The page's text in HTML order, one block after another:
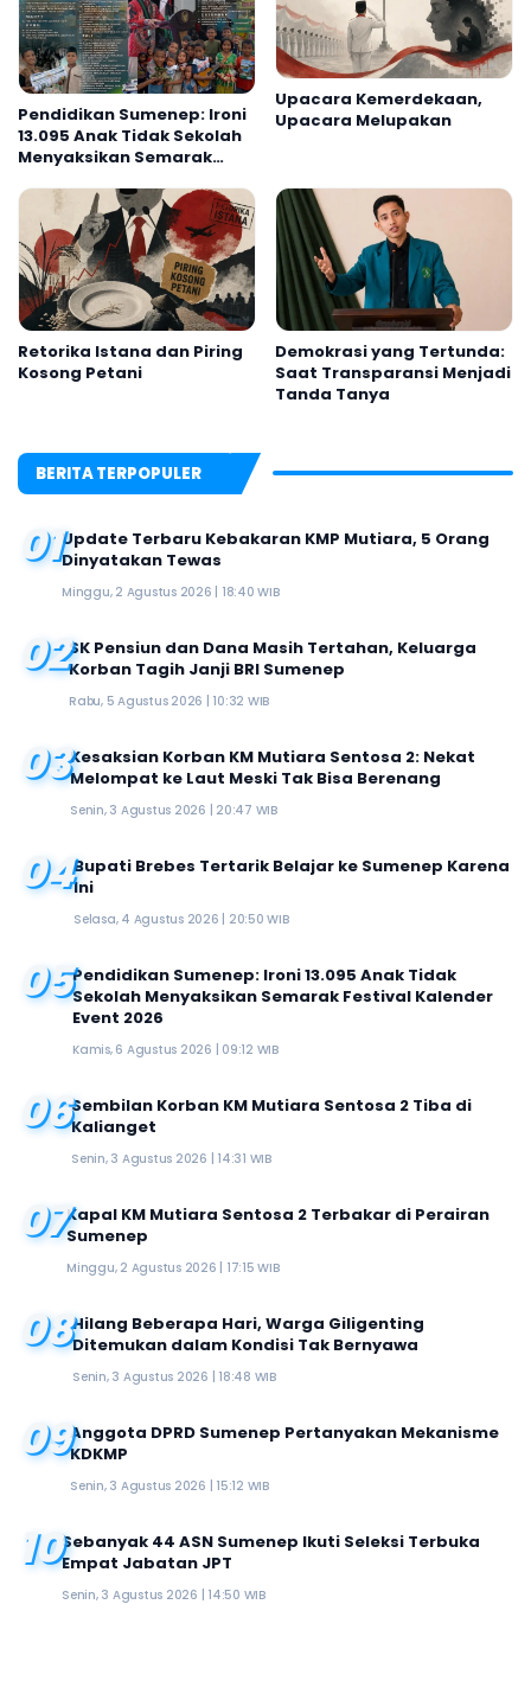
Pendidikan Sumenep: Ironi
13.095 Anak Tidak Sekolah
Menyaksikan Semarak
2026
Upacara Kemerdekaan,
Upacara Melupakan
Retorika Istana dan Piring
Kosong Petani
Demokrasi yang Tertunda:
Saat Transparansi Menjadi
Tanda Tanya
BERITA TERPOPULER
01Update Terbaru Kebakaran KMP Mutiara, 5 Orang
Dinyatakan Tewas
Minggu, 2 Agustus 2026 | 18:40 WIB
02SK Pensiun dan Dana Masih Tertahan, Keluarga
Korban Tagih Janji BRI Sumenep
Rabu, 5 Agustus 2026 | 10:32 WIB
03Kesaksian Korban KM Mutiara Sentosa 2: Nekat
Melompat ke Laut Meski Tak Bisa Berenang
Senin, 3 Agustus 2026 | 20:47 WIB
04Bupati Brebes Tertarik Belajar ke Sumenep Karena
Ini
Selasa, 4 Agustus 2026 | 20:50 WIB
05Pendidikan Sumenep: Ironi 13.095 Anak Tidak
Sekolah Menyaksikan Semarak Festival Kalender
Event 2026
Kamis, 6 Agustus 2026 | 09:12 WIB
06Sembilan Korban KM Mutiara Sentosa 2 Tiba di
Kalianget
Senin, 3 Agustus 2026 | 14:31 WIB
07Kapal KM Mutiara Sentosa 2 Terbakar di Perairan
Sumenep
Minggu, 2 Agustus 2026 | 17:15 WIB
08Hilang Beberapa Hari, Warga Giligenting
Ditemukan dalam Kondisi Tak Bernyawa
Senin, 3 Agustus 2026 | 18:48 WIB
09Anggota DPRD Sumenep Pertanyakan Mekanisme
KDKMP
Senin, 3 Agustus 2026 | 15:12 WIB
10Sebanyak 44 ASN Sumenep Ikuti Seleksi Terbuka
Empat Jabatan JPT
Senin, 3 Agustus 2026 | 14:50 WIB